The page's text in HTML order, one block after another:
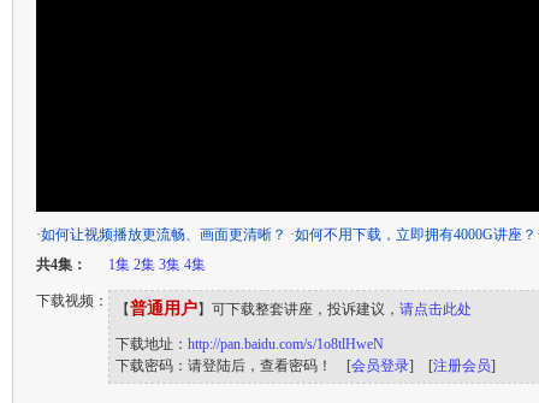
·如何让视频播放更流畅、画面更清晰？ ·如何不用下载，立即拥有4000G讲座？
共4集：
1集 2集 3集 4集
下载视频： 【普通用户】可下载整套讲座，投诉建议， 请点击此处
下载地址： http://pan.baidu.com/s/1o8tlHweN
下载密码：请登陆后，查看密码！ [会员登录] [注册会员]